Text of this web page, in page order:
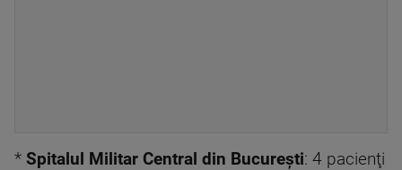
* Spitalul Militar Central din Bucureşti: 4 pacienţi